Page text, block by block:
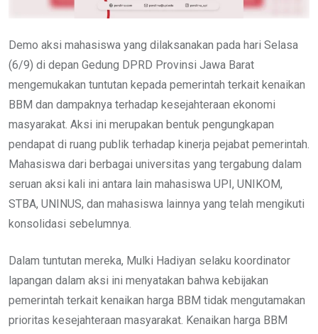
Demo aksi mahasiswa yang dilaksanakan pada hari Selasa
(6/9) di depan Gedung DPRD Provinsi Jawa Barat
mengemukakan tuntutan kepada pemerintah terkait kenaikan
BBM dan dampaknya terhadap kesejahteraan ekonomi
masyarakat. Aksi ini merupakan bentuk pengungkapan
pendapat di ruang publik terhadap kinerja pejabat pemerintah.
Mahasiswa dari berbagai universitas yang tergabung dalam
seruan aksi kali ini antara lain mahasiswa UPI, UNIKOM,
STBA, UNINUS, dan mahasiswa lainnya yang telah mengikuti
konsolidasi sebelumnya.
Dalam tuntutan mereka, Mulki Hadiyan selaku koordinator
lapangan dalam aksi ini menyatakan bahwa kebijakan
pemerintah terkait kenaikan harga BBM tidak mengutamakan
prioritas kesejahteraan masyarakat. Kenaikan harga BBM